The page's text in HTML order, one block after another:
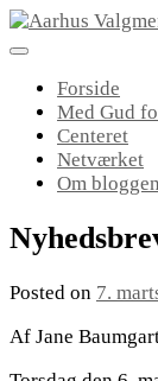
Skip
to
Forside
Med Gud
Centeret
Netværket
Om bloggen
Posted on 7.
Af Jane